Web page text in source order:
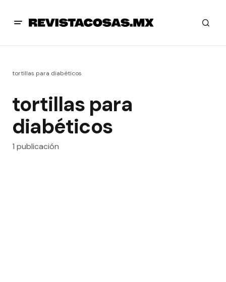
tortillas para diabéticos
tortillas para
diabéticos
1 publicación